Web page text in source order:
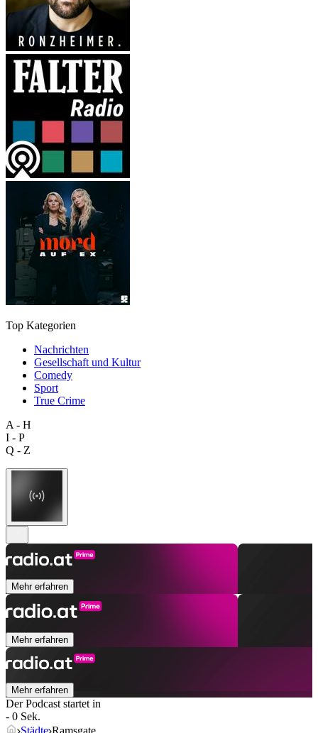
Top Kategorien
Nachrichten
Gesellschaft und Kultur
Comedy
Sport
True Crime
A - H
I - P
Q - Z
Mehr erfahren
Mehr erfahren
Mehr erfahren
Der Podcast startet in
- 0 Sek.